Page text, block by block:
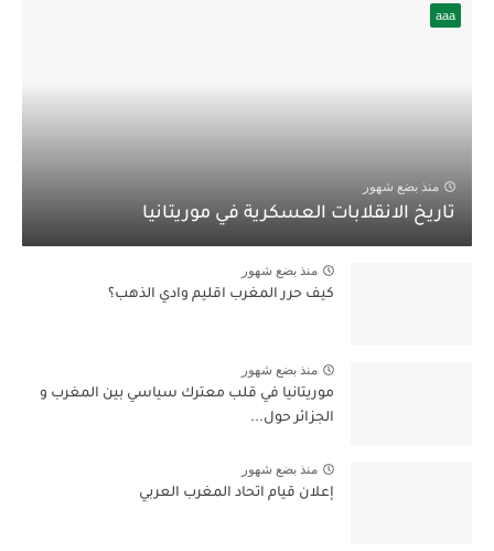
aaa
منذ بضع شهور
تاريخ الانقلابات العسكرية في موريتانيا
منذ بضع شهور
كيف حرر المغرب اقليم وادي الذهب؟
منذ بضع شهور
موريتانيا في قلب معترك سياسي بين المغرب و
الجزائر حول...
منذ بضع شهور
إعلان قيام اتحاد المغرب العربي